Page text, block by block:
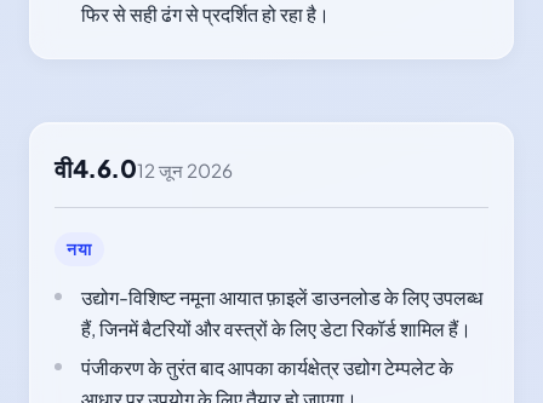
फिर से सही ढंग से प्रदर्शित हो रहा है।
वी4.6.012 जून 2026
नया
उद्योग-विशिष्ट नमूना आयात फ़ाइलें डाउनलोड के लिए उपलब्ध
हैं, जिनमें बैटरियों और वस्त्रों के लिए डेटा रिकॉर्ड शामिल हैं।
पंजीकरण के तुरंत बाद आपका कार्यक्षेत्र उद्योग टेम्पलेट के